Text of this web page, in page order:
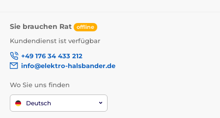
Zinkchelat aus Aminosäuren, Hydrat (3b606) 110 mg,
Eisenchelat aus Aminosäurenhydrat (E1) 90 mg,
Kaliumjodid (3b201) 0,8 mg, Kupferchelat aus
Aminosäuren, Hydrat (E4) 18 mg, organische Form von
CNCM I-3060 (inaktivierte, selenangereicherte Hefe)
(3b8.10) 0,2 mg, L-Methionin (3c305) 160 mg.
Enthält natürliche Antioxidantien:
Sie brauchen Rat offline
Kundendienst ist verfügbar
+49 176 34 433 212
info@elektro-halsbander.de
Wo Sie uns finden
Deutsch